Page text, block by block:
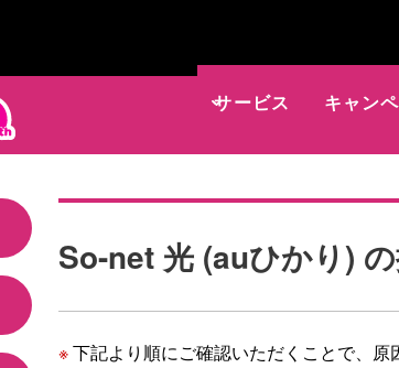
サービス キャン
So-net 光 (auひかり)
※下記より順にご確認いただくことで、原